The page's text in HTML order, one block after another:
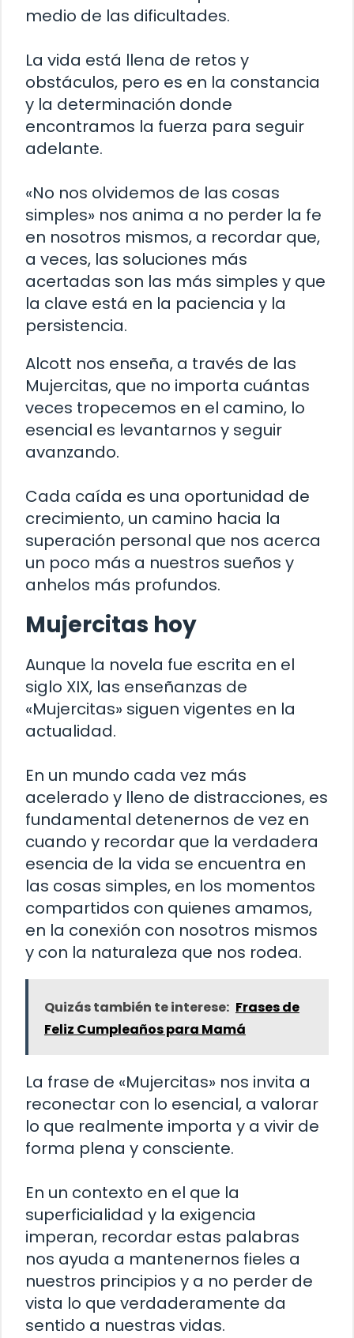
medio de las dificultades.
La vida está llena de retos y
obstáculos, pero es en la constancia
y la determinación donde
encontramos la fuerza para seguir
adelante.
«No nos olvidemos de las cosas
simples» nos anima a no perder la fe
en nosotros mismos, a recordar que,
a veces, las soluciones más
acertadas son las más simples y que
la clave está en la paciencia y la
persistencia.
Alcott nos enseña, a través de las
Mujercitas, que no importa cuántas
veces tropecemos en el camino, lo
esencial es levantarnos y seguir
avanzando.
Cada caída es una oportunidad de
crecimiento, un camino hacia la
superación personal que nos acerca
un poco más a nuestros sueños y
anhelos más profundos.
Mujercitas hoy
Aunque la novela fue escrita en el
siglo XIX, las enseñanzas de
«Mujercitas» siguen vigentes en la
actualidad.
En un mundo cada vez más
acelerado y lleno de distracciones, es
fundamental detenernos de vez en
cuando y recordar que la verdadera
esencia de la vida se encuentra en
las cosas simples, en los momentos
compartidos con quienes amamos,
en la conexión con nosotros mismos
y con la naturaleza que nos rodea.
Quizás también te interese: Frases de
Feliz Cumpleaños para Mamá
La frase de «Mujercitas» nos invita a
reconectar con lo esencial, a valorar
lo que realmente importa y a vivir de
forma plena y consciente.
En un contexto en el que la
superficialidad y la exigencia
imperan, recordar estas palabras
nos ayuda a mantenernos fieles a
nuestros principios y a no perder de
vista lo que verdaderamente da
sentido a nuestras vidas.